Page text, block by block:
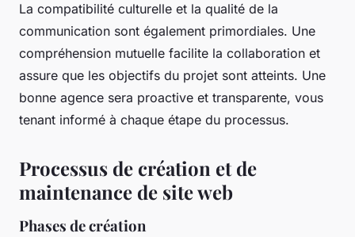
La compatibilité culturelle et la qualité de la
communication sont également primordiales. Une
compréhension mutuelle facilite la collaboration et
assure que les objectifs du projet sont atteints. Une
bonne agence sera proactive et transparente, vous
tenant informé à chaque étape du processus.
Processus de création et de
maintenance de site web
Phases de création